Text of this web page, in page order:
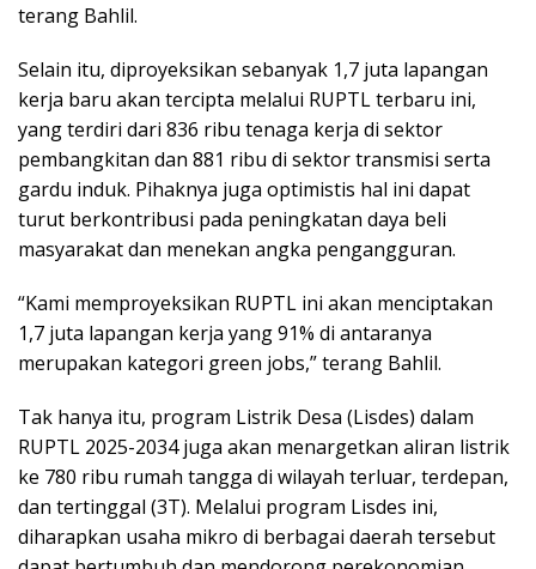
terang Bahlil.
Selain itu, diproyeksikan sebanyak 1,7 juta lapangan
kerja baru akan tercipta melalui RUPTL terbaru ini,
yang terdiri dari 836 ribu tenaga kerja di sektor
pembangkitan dan 881 ribu di sektor transmisi serta
gardu induk. Pihaknya juga optimistis hal ini dapat
turut berkontribusi pada peningkatan daya beli
masyarakat dan menekan angka pengangguran.
“Kami memproyeksikan RUPTL ini akan menciptakan
1,7 juta lapangan kerja yang 91% di antaranya
merupakan kategori green jobs,” terang Bahlil.
Tak hanya itu, program Listrik Desa (Lisdes) dalam
RUPTL 2025-2034 juga akan menargetkan aliran listrik
ke 780 ribu rumah tangga di wilayah terluar, terdepan,
dan tertinggal (3T). Melalui program Lisdes ini,
diharapkan usaha mikro di berbagai daerah tersebut